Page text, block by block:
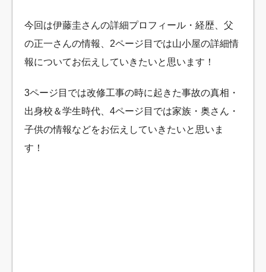
今回は伊藤圭さんの詳細プロフィール・経歴、父
の正一さんの情報、2ページ目では山小屋の詳細情
報についてお伝えしていきたいと思います！
3ページ目では改修工事の時に起きた事故の真相・
出身校＆学生時代、4ページ目では家族・奥さん・
子供の情報などをお伝えしていきたいと思いま
す！